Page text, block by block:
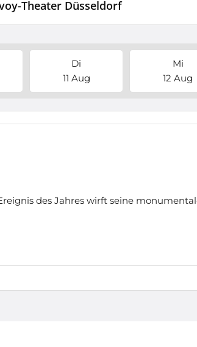
Theater Düsseldorf
Di
11 Aug
Mi
12 Aug
des Jahres wirft seine